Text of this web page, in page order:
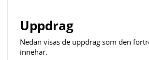
Uppdrag
Nedan visas de uppdrag som den
innehar.